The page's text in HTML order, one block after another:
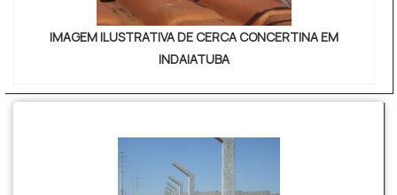
IMAGEM ILUSTRATIVA DE CERCA CONCERTINA EM
INDAIATUBA